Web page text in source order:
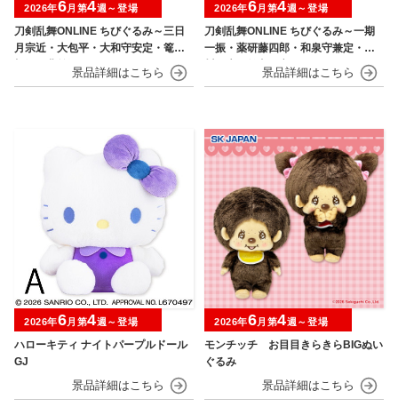
刀剣乱舞ONLINE ちびぐるみ～三日
月宗近・大包平・大和守安定・篭手
切江・豊前江～
2026年6月第4週～登場
刀剣乱舞ONLINE ちびぐるみ～一期
一振・薬研藤四郎・和泉守兼定・堀
川国広・鶴丸国永～
2026年6月第4週～登場
ハローキティ ナイトパープルドール
GJ
2026年6月第4週～登場
モンチッチ お目目きらきらBIGぬい
ぐるみ
2026年6月第4週～登場